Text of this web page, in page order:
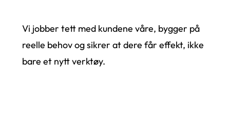
Vi jobber tett med kundene våre, bygger på
reelle behov og sikrer at dere får effekt, ikke
bare et nytt verktøy.